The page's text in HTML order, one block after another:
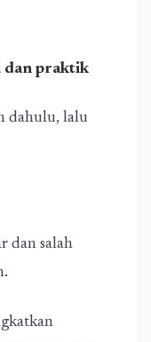
dan praktik
dahulu, lalu
dan salah